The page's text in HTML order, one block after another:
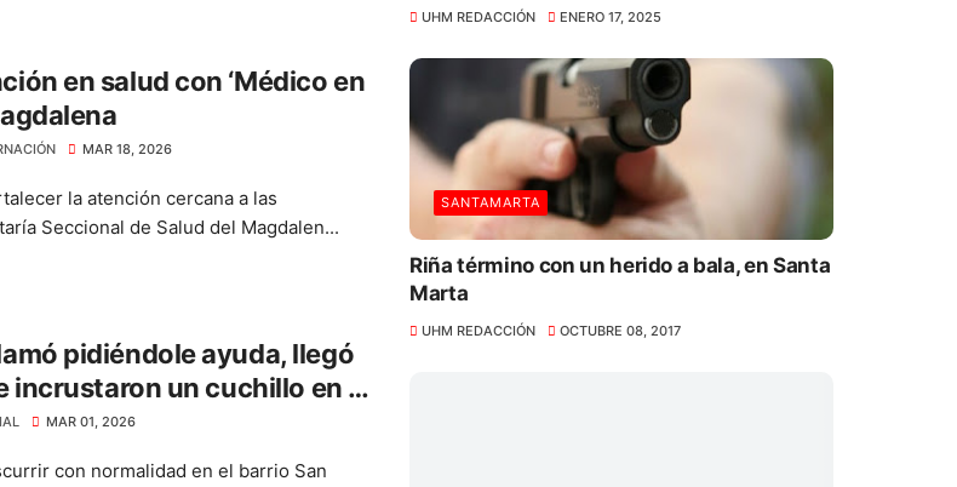
en salud con ‘Médico en
MAR 18, 2026
la atención cercana a las
Seccional de Salud del Magdalen...
pidiéndole ayuda, llegó
incrustaron un cuchillo en el
MAR 01, 2026
con normalidad en el barrio San
UHM REDACCIÓN ENERO 17, 2025
SANTAMARTA
Riña término con un herido a bala, en Santa
Marta
UHM REDACCIÓN OCTUBRE 08, 2017